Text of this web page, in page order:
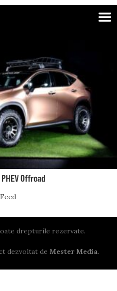
Offroad
drepturile rezervate.
dezvoltat de Mester Media.